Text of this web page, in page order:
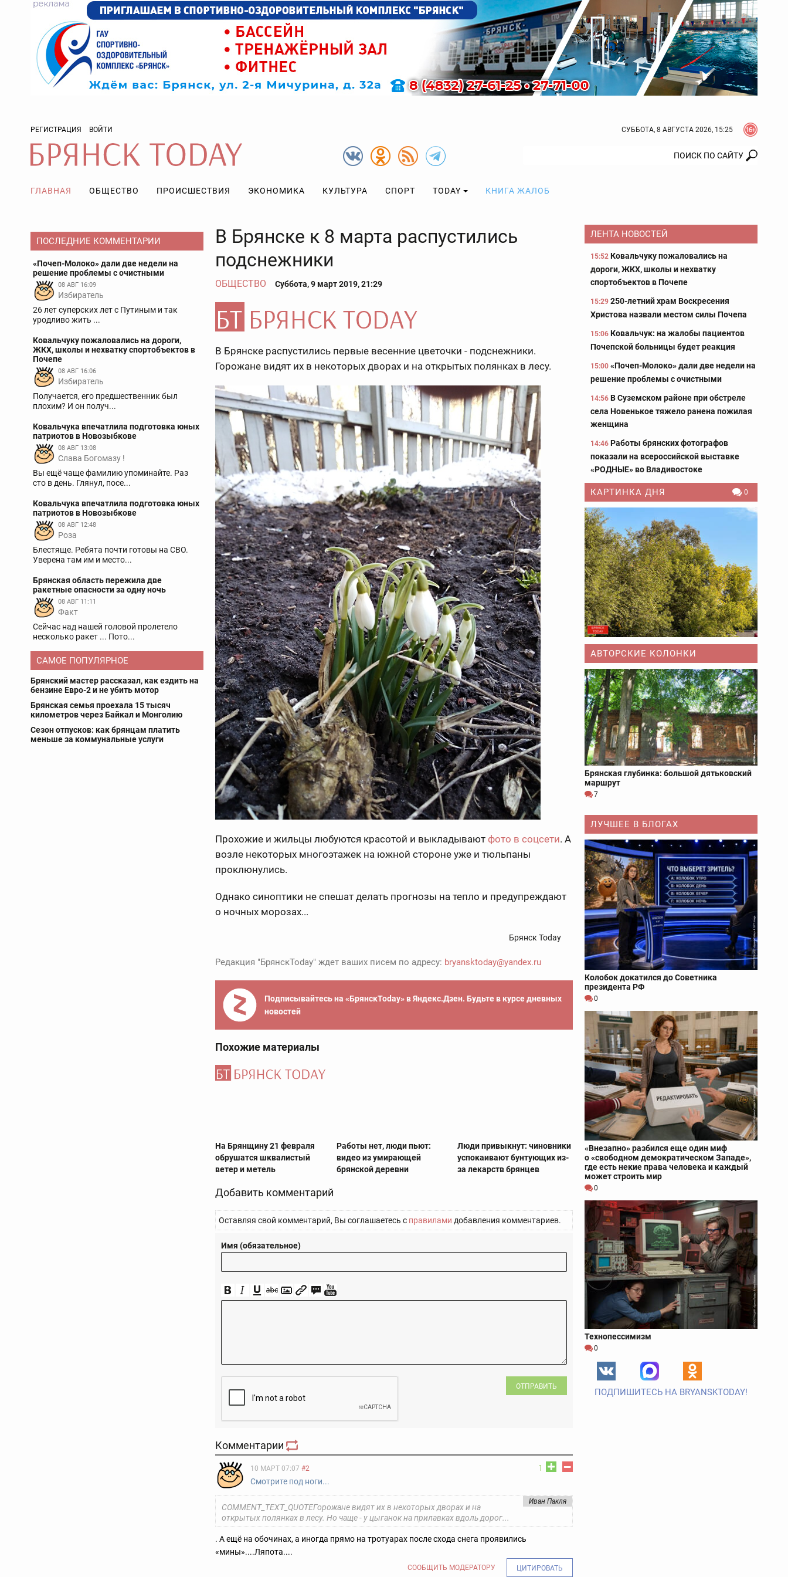
РЕГИСТРАЦИЯ ВОЙТИ СУББОТА, 8 АВГУСТА 2026, 15:25
ГЛАВНАЯ ОБЩЕСТВО ПРОИСШЕСТВИЯ ЭКОНОМИКА КУЛЬТУРА СПОРТ TODAY КНИГА ЖАЛОБ
ПОСЛЕДНИЕ КОММЕНТАРИИ
«Почеп-Молоко» дали две недели на
решение проблемы с очистными
08 АВГ 16:09
Избиратель
26 лет суперских лет с Путиным и так
уpoдливо жить ...
Ковальчуку пожаловались на дороги,
ЖКХ, школы и нехватку спортобъектов в
Почепе
08 АВГ 16:06
Избиратель
Получается, его предшественник был
плохим? И он получ...
Ковальчука впечатлила подготовка юных
патриотов в Новозыбкове
08 АВГ 13:08
Слава Богомазу !
Вы ещё чаще фамилию упоминайте. Раз
сто в день. Глянул, посе...
Ковальчука впечатлила подготовка юных
патриотов в Новозыбкове
08 АВГ 12:48
Роза
Блестяще. Ребята почти готовы на СВО.
Уверена там им и место...
Брянская область пережила две
ракетные опасности за одну ночь
08 АВГ 11:11
Факт
Сейчас над нашей головой пролетело
несколько ракет ... Пото...
САМОЕ ПОПУЛЯРНОЕ
Брянский мастер рассказал, как ездить на
бензине Евро-2 и не убить мотор
Брянская семья проехала 15 тысяч
километров через Байкал и Монголию
Сезон отпусков: как брянцам платить
меньше за коммунальные услуги
В Брянске к 8 марта распустились
подснежники
ОБЩЕСТВО Суббота, 9 март 2019, 21:29
В Брянске распустились первые весенние цветочки - подснежники.
Горожане видят их в некоторых дворах и на открытых полянках в лесу.
Прохожие и жильцы любуются красотой и выкладывают фото в соцсети. А
возле некоторых многоэтажек на южной стороне уже и тюльпаны
проклюнулись.
Однако синоптики не спешат делать прогнозы на тепло и предупреждают
о ночных морозах...
Брянск Today
Редакция "БрянскToday" ждет ваших писем по адресу: bryansktoday@yandex.ru
Подписывайтесь на «БрянскToday» в Яндекс.Дзен. Будьте в курсе дневных
новостей
Похожие материалы
На Брянщину 21 февраля
обрушатся шквалистый
ветер и метель
Работы нет, люди пьют:
видео из умирающей
брянской деревни
Люди привыкнут: чиновники
успокаивают бунтующих из-
за лекарств брянцев
Добавить комментарий
Оставляя свой комментарий, Вы соглашаетесь с правилами добавления комментариев.
Имя (обязательное)
ОТПРАВИТЬ
Комментарии
1
10 МАРТ 07:07 #2
Смотрите под ноги...
Иван Пакля
COMMENT_TEXT_QUOTEГорожане видят их в некоторых дворах и на
открытых полянках в лесу. Но чаще - у цыганок на прилавках вдоль дорог...
. А ещё на обочинах, а иногда прямо на тротуарах после схода снега проявились
«мины»....Ляпота....
СООБЩИТЬ МОДЕРАТОРУ ЦИТИРОВАТЬ
ЛЕНТА НОВОСТЕЙ
15:52 Ковальчуку пожаловались на
дороги, ЖКХ, школы и нехватку
спортобъектов в Почепе
15:29 250-летний храм Воскресения
Христова назвали местом силы Почепа
15:06 Ковальчук: на жалобы пациентов
Почепской больницы будет реакция
15:00 «Почеп-Молоко» дали две недели на
решение проблемы с очистными
14:56 В Суземском районе при обстреле
села Новенькое тяжело ранена пожилая
женщина
14:46 Работы брянских фотографов
показали на всероссийской выставке
«РОДНЫЕ» во Владивостоке
КАРТИНКА ДНЯ 0
АВТОРСКИЕ КОЛОНКИ
Брянская глубинка: большой дятьковский
маршрут
7
ЛУЧШЕЕ В БЛОГАХ
Колобок докатился до Советника
президента РФ
0
«Внезапно» разбился еще один миф
о «свободном демократическом Западе»,
где есть некие права человека и каждый
может строить мир
0
Технопессимизм
0
ПОДПИШИТЕСЬ НА BRYANSKTODAY!